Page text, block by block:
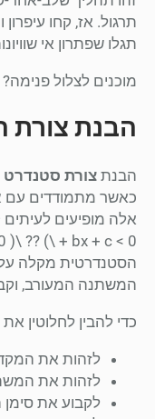
תרגול. אז, קחו
תגלו שפתרון אי
מוכנים לצלול
הבנת צורת
הבנת צורת סטנדרט
כאשר מתמודדים עם
הסטנדרטית מקלה על
המשתנה המעורב,
כדי להבין לחלוטין
לזהות את
לזהות את
לקבוע את סימן